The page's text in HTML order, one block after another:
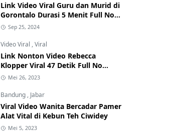
Link Video Viral Guru dan Murid di
Gorontalo Durasi 5 Menit Full No
Sensor Bertebaran di Internet,
Hati-Hati Phising!
Sep 25, 2024
Video Viral ,Viral
Link Nonton Video Rebecca
Klopper Viral 47 Detik Full No
Sensor Bertebaran di Internet,
Mei 26, 2023
Bandung , Jabar
Viral Video Wanita Bercadar Pamer
Alat Vital di Kebun Teh Ciwidey
Mei 5, 2023